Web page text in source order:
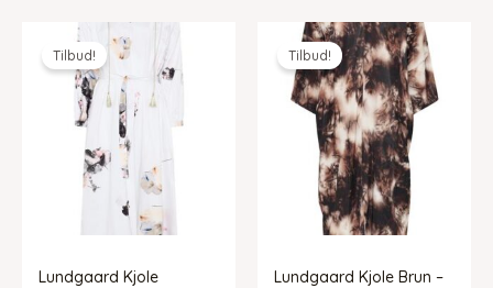
kr. 699,95.
kr. 699,95.kr. 489,96.
Tilbud!
Lundgaard Kjole
Tilbud!
Lundgaard Kjole Brun –